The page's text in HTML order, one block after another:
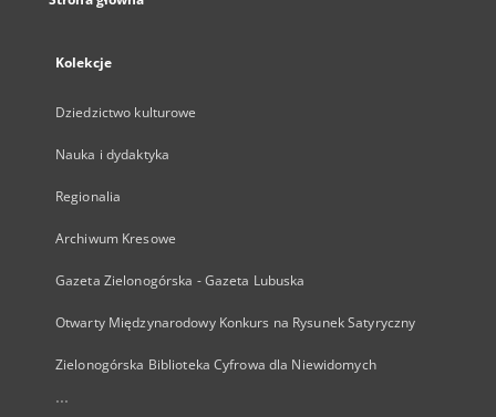
Kolekcje
Dziedzictwo kulturowe
Nauka i dydaktyka
Regionalia
Archiwum Kresowe
Gazeta Zielonogórska - Gazeta Lubuska
Otwarty Międzynarodowy Konkurs na Rysunek Satyryczny
Zielonogórska Biblioteka Cyfrowa dla Niewidomych
...